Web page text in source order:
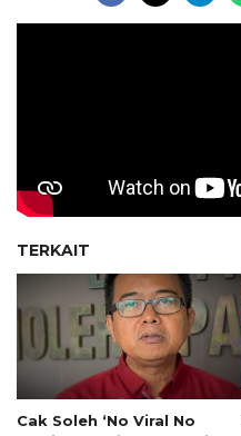
TERKAIT
Cak Soleh ‘No Viral No